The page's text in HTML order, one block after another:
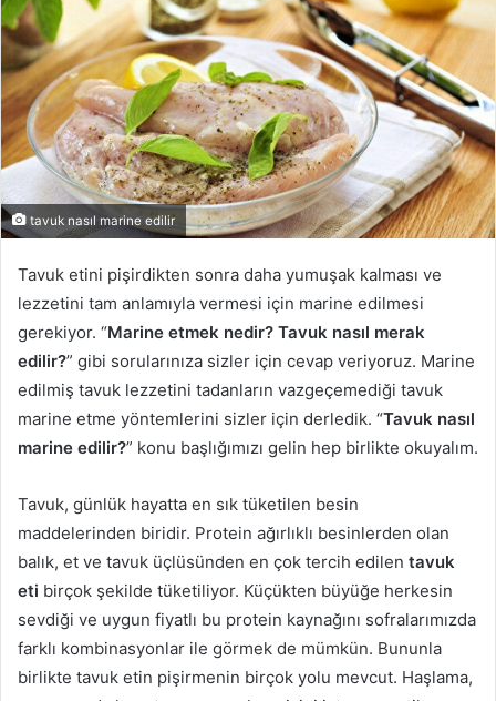
tavuk nasıl marine edilir
Tavuk etini pişirdikten sonra daha yumuşak kalması ve
lezzetini tam anlamıyla vermesi için marine edilmesi
gerekiyor. “Marine etmek nedir? Tavuk nasıl merak
edilir?” gibi sorularınıza sizler için cevap veriyoruz. Marine
edilmiş tavuk lezzetini tadanların vazgeçemediği tavuk
marine etme yöntemlerini sizler için derledik. “Tavuk nasıl
marine edilir?” konu başlığımızı gelin hep birlikte okuyalım.
Tavuk, günlük hayatta en sık tüketilen besin
maddelerinden biridir. Protein ağırlıklı besinlerden olan
balık, et ve tavuk üçlüsünden en çok tercih edilen tavuk
eti birçok şekilde tüketiliyor. Küçükten büyüğe herkesin
sevdiği ve uygun fiyatlı bu protein kaynağını sofralarımızda
farklı kombinasyonlar ile görmek de mümkün. Bununla
birlikte tavuk etin pişirmenin birçok yolu mevcut. Haşlama,